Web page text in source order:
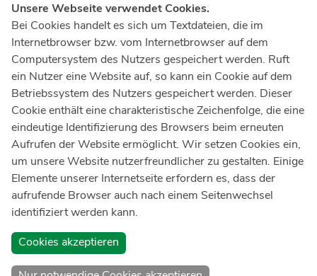
Notruf112
Ärztlicher Notdienst116 117
Giftnotrufzentrale
Tel: +49 22819240
Notfallzentrum Bonn
Kindernotfallzentrum Bonn
UKB-Telefonzentrale
+49 228287 0
Spenden Sie online an das Universitätsklinikum Bonn
Unsere Webseite verwendet Cookies.
Bei Cookies handelt es sich um Textdateien, die im
Internetbrowser bzw. vom Internetbrowser auf dem
Computersystem des Nutzers gespeichert werden. Ruft
ein Nutzer eine Website auf, so kann ein Cookie auf dem
Betriebssystem des Nutzers gespeichert werden. Dieser
Cookie enthält eine charakteristische Zeichenfolge, die eine
eindeutige Identifizierung des Browsers beim erneuten
Aufrufen der Website ermöglicht. Wir setzen Cookies ein,
um unsere Website nutzerfreundlicher zu gestalten. Einige
Elemente unserer Internetseite erfordern es, dass der
aufrufende Browser auch nach einem Seitenwechsel
identifiziert werden kann.
Cookies akzeptieren